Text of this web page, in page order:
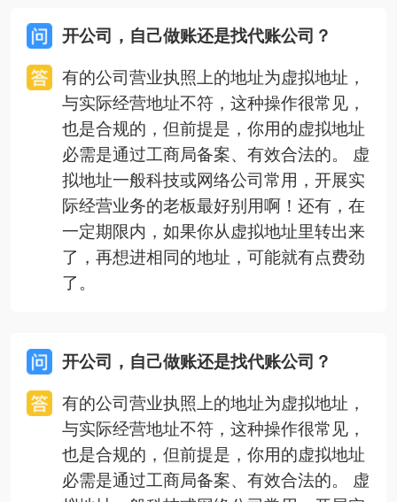
开公司，自己做账还是找代账公司？
有的公司营业执照上的地址为虚拟地址，
与实际经营地址不符，这种操作很常见，
也是合规的，但前提是，你用的虚拟地址
必需是通过工商局备案、有效合法的。 虚
拟地址一般科技或网络公司常用，开展实
际经营业务的老板最好别用啊！还有，在
一定期限内，如果你从虚拟地址里转出来
了，再想进相同的地址，可能就有点费劲
了。
开公司，自己做账还是找代账公司？
有的公司营业执照上的地址为虚拟地址，
与实际经营地址不符，这种操作很常见，
也是合规的，但前提是，你用的虚拟地址
必需是通过工商局备案、有效合法的。 虚